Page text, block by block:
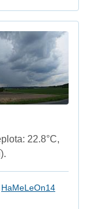
22.8°C,
HaMeLeOn14